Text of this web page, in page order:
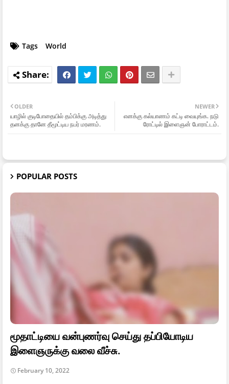
Tags World
NEWER
எனக்கு கல்யாணம் கட்டி வையுங்க. நடு
ரோட்டில் இளைஞன் போராட்டம்.
OLDER
யாழில் குடிபோதையில் தம்பிக்கு அடித்து
தனக்கு தானே தீமூட்டிய நபர் மரணம்.
POPULAR POSTS
மூதாட்டியை வன்புணர்வு செய்து தப்பியோடிய
இளைஞருக்கு வலை வீச்சு.
February 10, 2022